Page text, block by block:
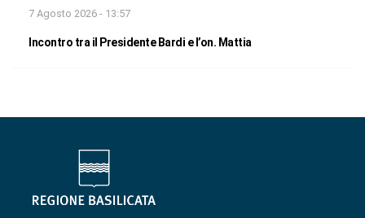
7 Agosto 2026 - 13:57
Incontro tra il Presidente Bardi e l’on. Mattia